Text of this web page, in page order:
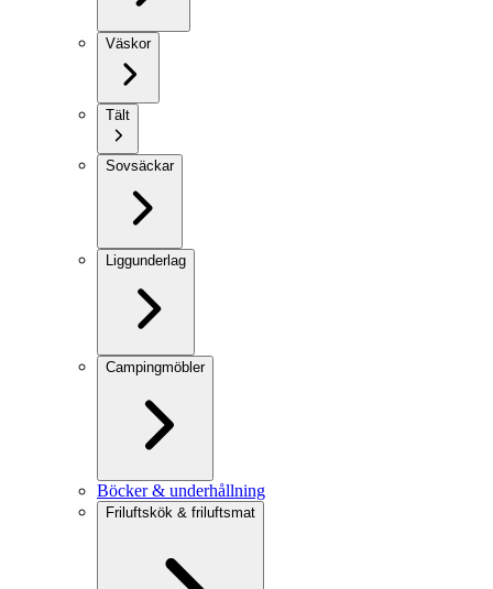
Väskor
Tält
Sovsäckar
Liggunderlag
Campingmöbler
Böcker & underhållning
Friluftskök & friluftsmat